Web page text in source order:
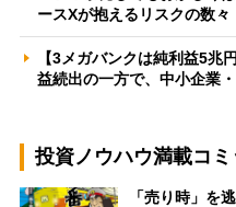
ースXが抱えるリスクの数
【3メガバンクは純利益5兆
益続出の一方で、中小企業
投資ノウハウ満載コミ
「売り時」を